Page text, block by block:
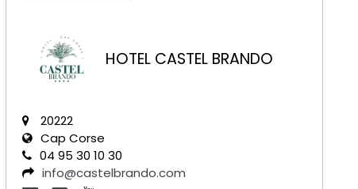
HOTEL CASTEL BRANDO
20222
Cap Corse
04 95 30 10 30
info@castelbrando.com